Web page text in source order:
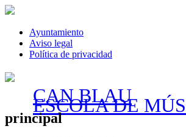
Ayuntamiento
Aviso legal
Política de privacidad
CAN BLAU
ESCOLA DE
principal